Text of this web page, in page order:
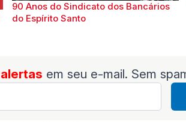
90 Anos do Sindicato dos Bancários
do Espírito Santo
alertas em seu e-mail. Sem